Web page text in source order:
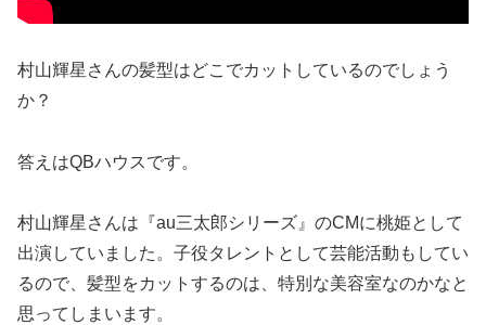
村山輝星さんの髪型はどこでカットしているのでしょう
か？
答えはQBハウスです。
村山輝星さんは『au三太郎シリーズ』のCMに桃姫として
出演していました。子役タレントとして芸能活動もしてい
るので、髪型をカットするのは、特別な美容室なのかなと
思ってしまいます。